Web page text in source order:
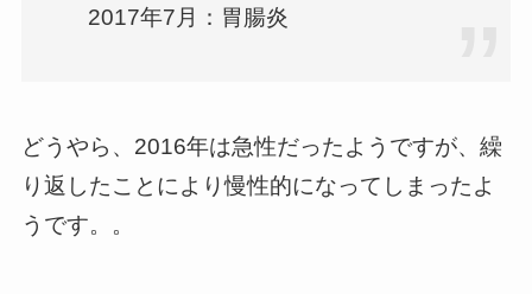
2017年7月：胃腸炎
どうやら、2016年は急性だったようですが、繰
り返したことにより慢性的になってしまったよ
うです。。